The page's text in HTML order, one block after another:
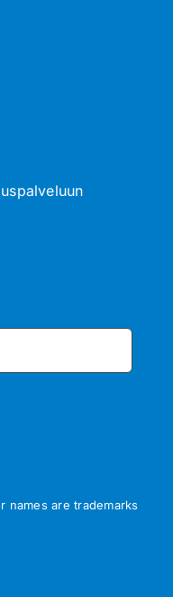
names are trademarks